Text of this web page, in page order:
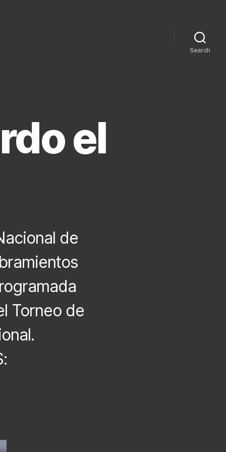
Search
el
de
Torneo de